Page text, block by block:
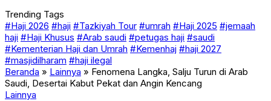
Trending Tags
#Haji 2026 #haji #Tazkiyah Tour #umrah #Haji 2025 #jemaah
haji #Haji Khusus #Arab saudi #petugas haji #saudi
#Kementerian Haji dan Umrah #Kemenhaj #haji 2027
#masjidilharam #haji ilegal
Beranda » Lainnya » Fenomena Langka, Salju Turun di Arab
Saudi, Desertai Kabut Pekat dan Angin Kencang
Lainnya